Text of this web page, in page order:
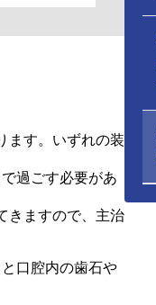
ます。いずれの装
過ごす必要があ
きますので、主治
口腔内の歯石や